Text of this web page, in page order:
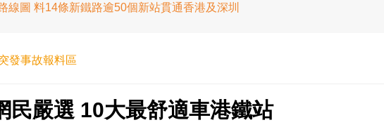
線圖 料14條新鐵路逾50個新站貫通香港及深圳
發事故報料區
民嚴選 10大最舒適車港鐵站